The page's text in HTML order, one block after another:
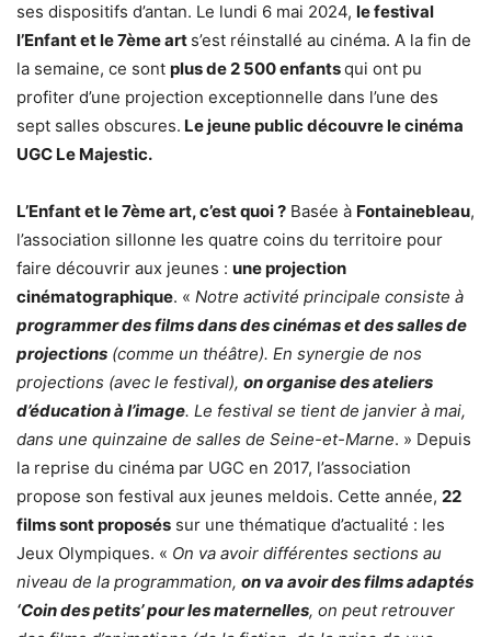
ses dispositifs d’antan. Le lundi 6 mai 2024, le festival
l’Enfant et le 7ème art s’est réinstallé au cinéma. A la fin de
la semaine, ce sont plus de 2 500 enfantsqui ont pu
profiter d’une projection exceptionnelle dans l’une des
sept salles obscures. Le jeune public découvre le cinéma
UGC Le Majestic.
L’Enfant et le 7ème art, c’est quoi ? Basée à Fontainebleau,
l’association sillonne les quatre coins du territoire pour
faire découvrir aux jeunes : une projection
cinématographique. « Notre activité principale consiste à
programmer des films dans des cinémas et des salles de
projections (comme un théâtre). En synergie de nos
projections (avec le festival), on organise des ateliers
d’éducation à l’image. Le festival se tient de janvier à mai,
dans une quinzaine de salles de Seine-et-Marne. » Depuis
la reprise du cinéma par UGC en 2017, l’association
propose son festival aux jeunes meldois. Cette année, 22
films sont proposés sur une thématique d’actualité : les
Jeux Olympiques. « On va avoir différentes sections au
niveau de la programmation, on va avoir des films adaptés
‘Coin des petits’ pour les maternelles, on peut retrouver